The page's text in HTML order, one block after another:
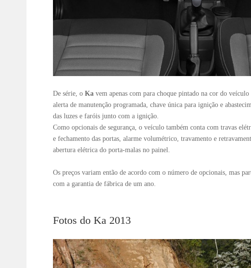
De série, o Ka vem apenas com para choque pintado na cor do
alerta de manutenção programada, chave única para ignição e
das luzes e faróis junto com a ignição.
Como opcionais de segurança, o veículo também conta com travas
e fechamento das portas, alarme volumétrico, travamento e
abertura elétrica do porta-malas no painel.
Os preços variam então de acordo com o número de opcionais, mas
com a garantia de fábrica de um ano.
Fotos do Ka 2013